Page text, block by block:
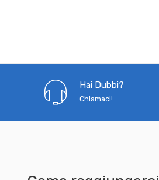
Hai Dubbi?
Chiamaci!